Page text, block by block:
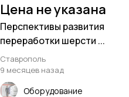
Цена не указана
Перспективы развития
переработки шерсти ...
Ставрополь
9 месяцев назад
Оборудование